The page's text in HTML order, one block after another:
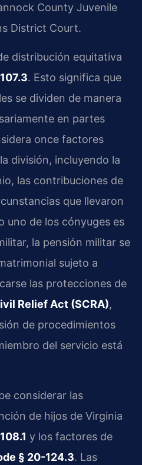
County Juvenile
District Court.
distribución equitativa
. Esto significa que
se dividen de manera
en partes
once factores
división, incluyendo la
las contribuciones de
que llevaron
uno de los cónyuges es
la pensión militar se
sujeto a
las protecciones de
Relief Act (SCRA),
de procedimientos
del servicio está
considerar las
de hijos de Virginia
y los factores de
§ 20-124.3. Las